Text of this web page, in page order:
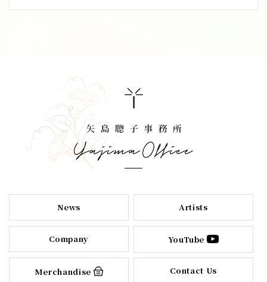
News Artists
Company YouTube
Merchandise Contact Us